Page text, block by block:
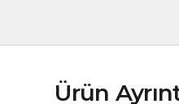
Ürün